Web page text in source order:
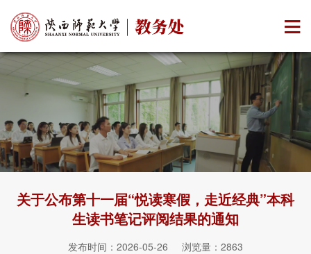
关于公布第十一届“悦读寒假，走近经典”本科
生读书笔记评阅结果的通知
发布时间：2026-05-26 浏览量： 2863